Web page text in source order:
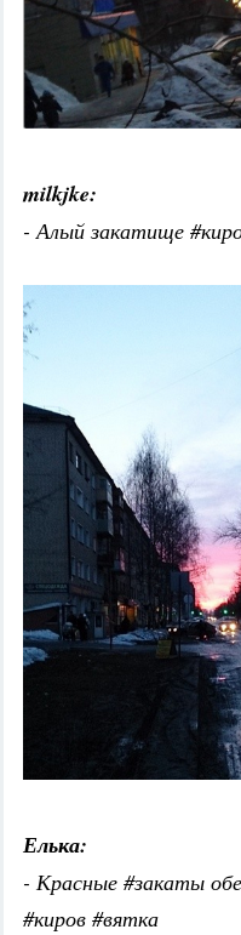
milkjke:
- Алый закатище
Елька:
- Красные #закаты
#киров #вятка